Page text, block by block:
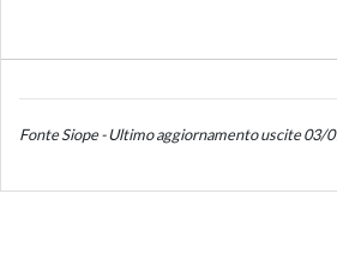
Fonte Siope - Ultimo aggiornamento uscite 03/